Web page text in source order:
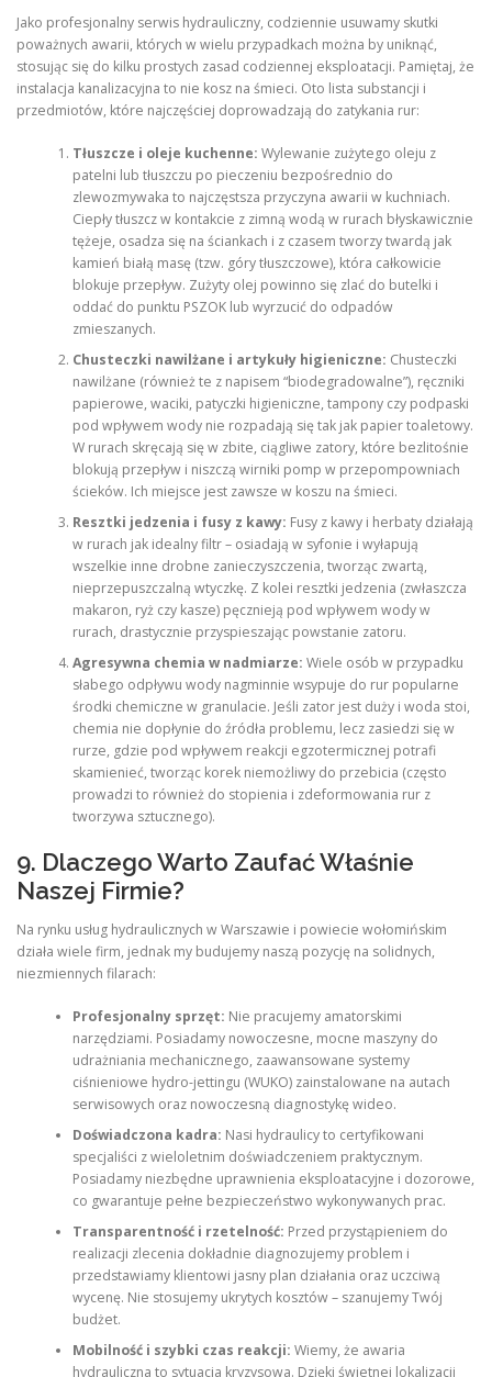
Jako profesjonalny serwis hydrauliczny, codziennie usuwamy skutki
poważnych awarii, których w wielu przypadkach można by uniknąć,
stosując się do kilku prostych zasad codziennej eksploatacji. Pamiętaj, że
instalacja kanalizacyjna to nie kosz na śmieci. Oto lista substancji i
przedmiotów, które najczęściej doprowadzają do zatykania rur:
Tłuszcze i oleje kuchenne: Wylewanie zużytego oleju z
patelni lub tłuszczu po pieczeniu bezpośrednio do
zlewozmywaka to najczęstsza przyczyna awarii w kuchniach.
Ciepły tłuszcz w kontakcie z zimną wodą w rurach błyskawicznie
tężeje, osadza się na ściankach i z czasem tworzy twardą jak
kamień białą masę (tzw. góry tłuszczowe), która całkowicie
blokuje przepływ. Zużyty olej powinno się zlać do butelki i
oddać do punktu PSZOK lub wyrzucić do odpadów
zmieszanych.
Chusteczki nawilżane i artykuły higieniczne: Chusteczki
nawilżane (również te z napisem “biodegradowalne”), ręczniki
papierowe, waciki, patyczki higieniczne, tampony czy podpaski
pod wpływem wody nie rozpadają się tak jak papier toaletowy.
W rurach skręcają się w zbite, ciągliwe zatory, które bezlitośnie
blokują przepływ i niszczą wirniki pomp w przepompowniach
ścieków. Ich miejsce jest zawsze w koszu na śmieci.
Resztki jedzenia i fusy z kawy: Fusy z kawy i herbaty działają
w rurach jak idealny filtr – osiadają w syfonie i wyłapują
wszelkie inne drobne zanieczyszczenia, tworząc zwartą,
nieprzepuszczalną wtyczkę. Z kolei resztki jedzenia (zwłaszcza
makaron, ryż czy kasze) pęcznieją pod wpływem wody w
rurach, drastycznie przyspieszając powstanie zatoru.
Agresywna chemia w nadmiarze: Wiele osób w przypadku
słabego odpływu wody nagminnie wsypuje do rur popularne
środki chemiczne w granulacie. Jeśli zator jest duży i woda stoi,
chemia nie dopłynie do źródła problemu, lecz zasiedzi się w
rurze, gdzie pod wpływem reakcji egzotermicznej potrafi
skamienieć, tworząc korek niemożliwy do przebicia (często
prowadzi to również do stopienia i zdeformowania rur z
tworzywa sztucznego).
9. Dlaczego Warto Zaufać Właśnie
Naszej Firmie?
Na rynku usług hydraulicznych w Warszawie i powiecie wołomińskim
działa wiele firm, jednak my budujemy naszą pozycję na solidnych,
niezmiennych filarach:
Profesjonalny sprzęt: Nie pracujemy amatorskimi
narzędziami. Posiadamy nowoczesne, mocne maszyny do
udrażniania mechanicznego, zaawansowane systemy
ciśnieniowe hydro-jettingu (WUKO) zainstalowane na autach
serwisowych oraz nowoczesną diagnostykę wideo.
Doświadczona kadra: Nasi hydraulicy to certyfikowani
specjaliści z wieloletnim doświadczeniem praktycznym.
Posiadamy niezbędne uprawnienia eksploatacyjne i dozorowe,
co gwarantuje pełne bezpieczeństwo wykonywanych prac.
Transparentność i rzetelność: Przed przystąpieniem do
realizacji zlecenia dokładnie diagnozujemy problem i
przedstawiamy klientowi jasny plan działania oraz uczciwą
wycenę. Nie stosujemy ukrytych kosztów – szanujemy Twój
budżet.
Mobilność i szybki czas reakcji: Wiemy, że awaria
hydrauliczna to sytuacja kryzysowa. Dzięki świetnej lokalizacji